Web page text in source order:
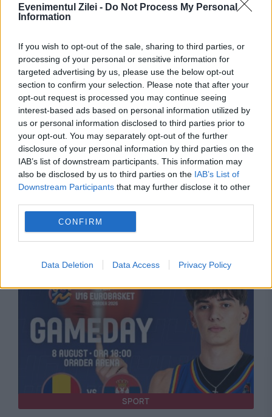
Evenimentul Zilei - Do Not Process My Personal
Information
If you wish to opt-out of the sale, sharing to third parties, or
processing of your personal or sensitive information for
targeted advertising by us, please use the below opt-out
section to confirm your selection. Please note that after your
opt-out request is processed you may continue seeing
interest-based ads based on personal information utilized by
us or personal information disclosed to third parties prior to
your opt-out. You may separately opt-out of the further
disclosure of your personal information by third parties on the
IAB’s list of downstream participants. This information may
also be disclosed by us to third parties on the IAB’s List of
Downstream Participants that may further disclose it to other
CONFIRM
Data Deletion Data Access Privacy Policy
Recomandările noastre
SPORT